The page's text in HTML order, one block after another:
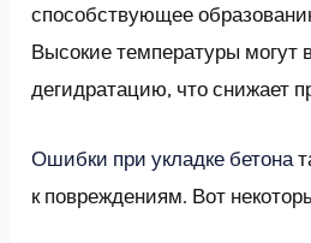
способствующее
Высокие температуры могут
дегидратацию, что снижает
Ошибки при укладке бетона
к повреждениям. Вот